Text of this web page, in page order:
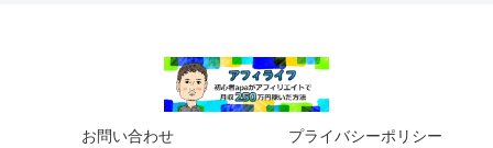
お問い合わせ プライバシーポリシー